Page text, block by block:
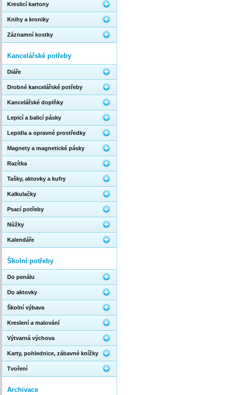
Kreslicí kartony
Knihy a kroniky
Záznamní kostky
Kancelářské potřeby
Diáře
Drobné kancelářské potřeby
Kancelářské doplňky
Lepicí a balicí pásky
Lepidla a opravné prostředky
Magnety a magnetické pásky
Razítka
Tašky, aktovky a kufry
Kalkulačky
Psací potřeby
Nůžky
Kalendáře
Školní potřeby
Do penálu
Do aktovky
Školní výbava
Kreslení a malování
Výtvarná výchova
Karty, pohlednice, zábavné knížky
Tvoření
Archivace